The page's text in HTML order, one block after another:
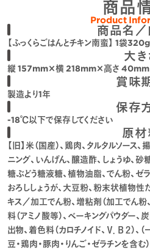
商品
Product
商品名
【ふっくらごはんとチキン南蛮】 1袋
大き
縦 157mm×横 218mm×高さ 40mm
賞味
製造より1年
保存
-18℃以下で保存してください
原
【旧】米（国産）、鶏肉、タルタルソース
ニング、いんげん、醸造酢、しょうゆ、砂
糖ぶどう糖液糖、植物油脂、でん粉、ゼ
おろししょうが、大豆粉、粉末状植物性
キス／加工でん粉、増粘剤（加工でん粉
料（アミノ酸等）、ベーキングパウダー
出物、着色料（カロチノイド、Ｖ．Ｂ２）
豆・鶏肉・豚肉・りんご・ゼラチンを含む）